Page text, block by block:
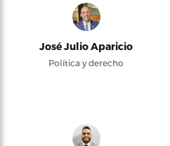
José Julio Aparicio
Política y derecho